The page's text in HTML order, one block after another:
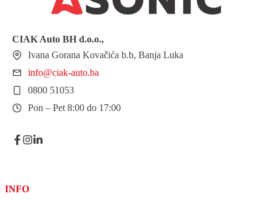
CIAK Auto BH d.o.o.,
Ivana Gorana Kovačića b.b, Banja Luka
info@ciak-auto.ba
0800 51053
Pon – Pet 8:00 do 17:00
INFO